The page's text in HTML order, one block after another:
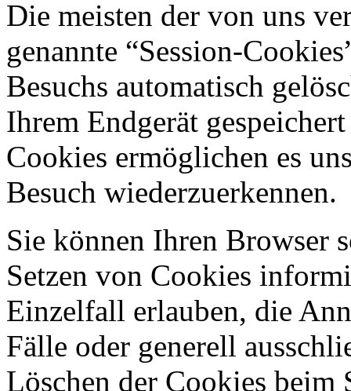
Die meisten der von uns
genannte “Session-
Besuchs automatisch
Ihrem Endgerät
Cookies ermöglichen es
Besuch wiederzuerkennen.
Sie können Ihren Browser
Setzen von Cookies
Einzelfall erlauben, die
Fälle oder generell
Löschen der Cookies beim